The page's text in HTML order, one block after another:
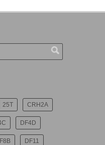
25T CRH2A
DF4D
DF11